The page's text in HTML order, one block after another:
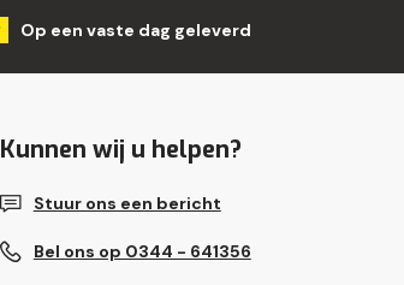
Op een vaste dag geleverd
Kunnen wij u helpen?
Stuur ons een bericht
Bel ons op 0344 - 641356